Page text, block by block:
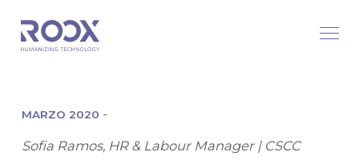
MARZO 2020 -
Sofia Ramos, HR & Labour Manager | CSCC